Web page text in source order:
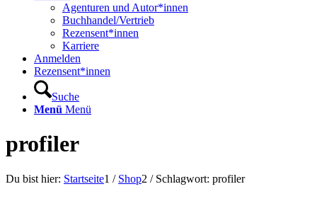
Agenturen und Autor*innen
Buchhandel/Vertrieb
Rezensent*innen
Karriere
Anmelden
Rezensent*innen
Suche
Menü Menü
profiler
Du bist hier: Startseite1 / Shop2 / Schlagwort: profiler